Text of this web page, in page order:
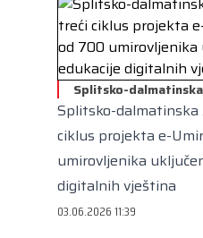
Hrvatska
Vijesti iz članica
O nama
Dokumenti
Imenovanja
Predsjednik
Potpredsjednik
Članice
Radne skupine
Mediji
Projekti
Otvoreni
Volim svoju
Kuharica
Međunarodna
CEMR
Europski projekti
Kongres
Europe
Kontakt
Splitsko-
Splitsko-dalmatinska
ciklus projekta e-
umirovljenika
digitalnih vještina
03.06.2026 11:39